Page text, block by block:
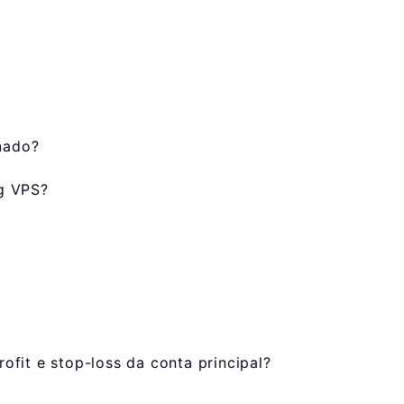
VPS?
e stop-loss da conta principal?